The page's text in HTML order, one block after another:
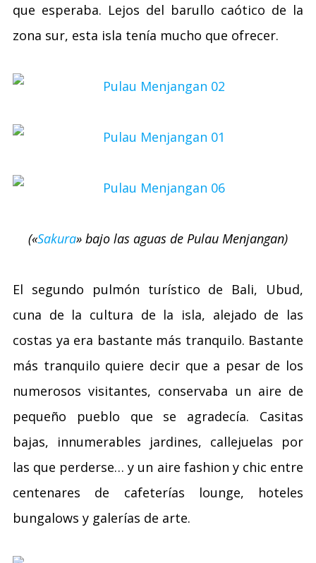
que esperaba. Lejos del barullo caótico de la
zona sur, esta isla tenía mucho que ofrecer.
(«Sakura» bajo las aguas de Pulau Menjangan)
El segundo pulmón turístico de Bali, Ubud,
cuna de la cultura de la isla, alejado de las
costas ya era bastante más tranquilo. Bastante
más tranquilo quiere decir que a pesar de los
numerosos visitantes, conservaba un aire de
pequeño pueblo que se agradecía. Casitas
bajas, innumerables jardines, callejuelas por
las que perderse… y un aire fashion y chic entre
centenares de cafeterías lounge, hoteles
bungalows y galerías de arte.